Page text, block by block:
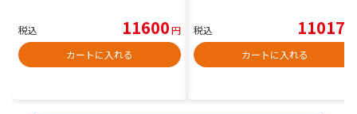
税込 11600円
カートに入れる
税込 11017
カートに入れる